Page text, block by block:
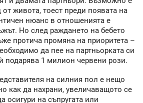
живота, тоест преди появата на
нюанс в отношенията е
Но след раждането на бебето
протича промяна на приоритета –
да пее на партньорката си
подарява 1 милион червени рози.
на силния пол е нещо
как да нахрани, увеличаващото се
осигури на съпругата или